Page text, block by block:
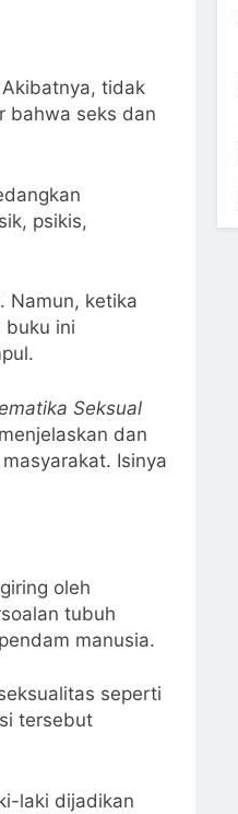
tidak
bahwa seks dan
psikis,
Namun, ketika
buku ini
Seksual
dan
Isinya
oleh
tubuh
manusia.
seperti
tersebut
laki dijadikan